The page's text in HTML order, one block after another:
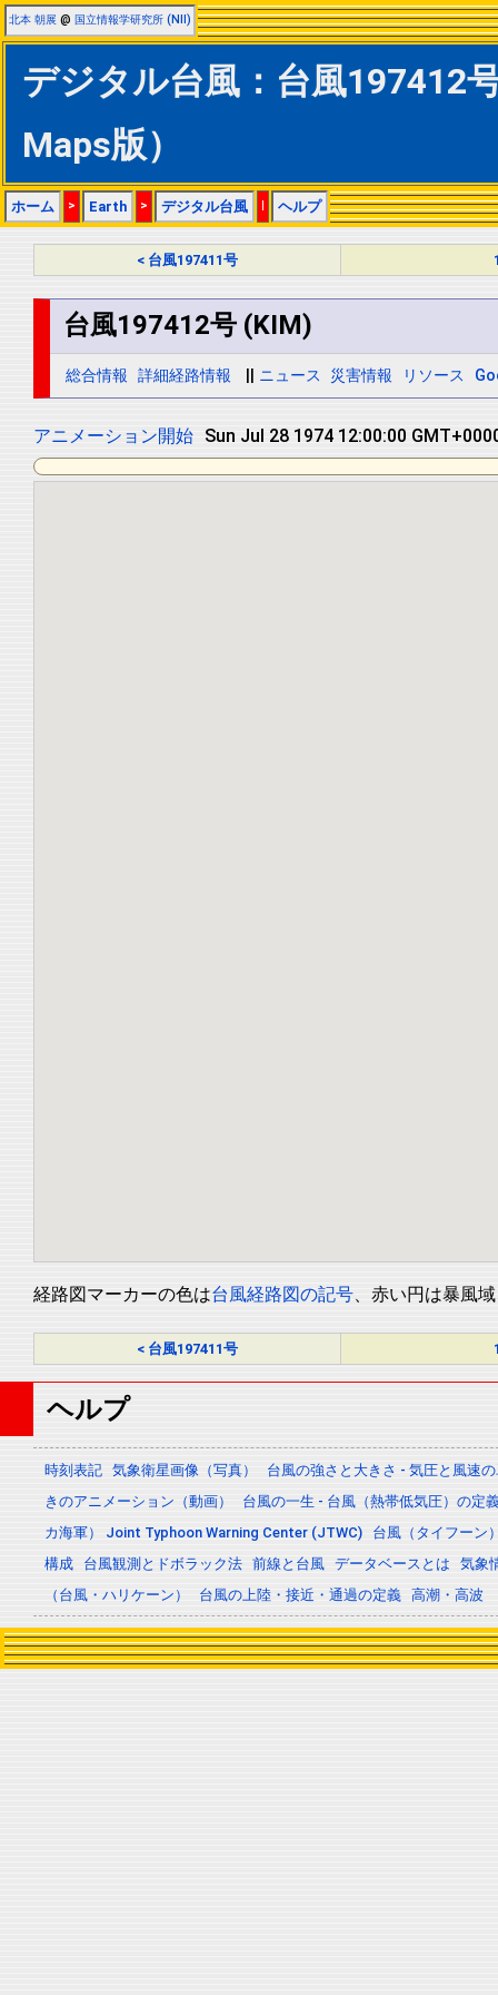
北本 朝展 @ 国立情報学研究所 (NII)
デジタル台風：台風197412
Maps版）
ホーム > Earth > デジタル台風 | ヘルプ
< 台風197411号
台風197412号 (KIM)
総合情報 詳細経路情報 ニュース 災害情報 リソース
アニメーション開始 Sun Jul 28 1974 12:00:00
経路図マーカーの色は台風経路図の記号、赤い円は暴風
< 台風197411号
ヘルプ
時刻表記 気象衛星画像（写真）
台風の強さと大きさ - 気圧と風速
きのアニメーション（動画）
台風の一生 - 台風（熱帯低気圧）の定
カ海軍） Joint Typhoon Warning Center (JTWC)
台風（タイフーン
構成
台風観測とドボラック法 前線と台風 データベースとは
気象
（台風・ハリケーン）
台風の上陸・接近・通過の定義 高潮・高波